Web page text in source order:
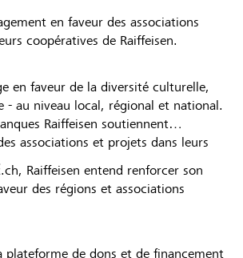
en faveur des associations
coopératives de Raiffeisen.
en faveur de la diversité culturelle,
- au niveau local, régional et national.
Raiffeisen soutiennent
associations et projets dans leurs
Raiffeisen entend renforcer son
des régions et associations
plateforme de dons et de financement